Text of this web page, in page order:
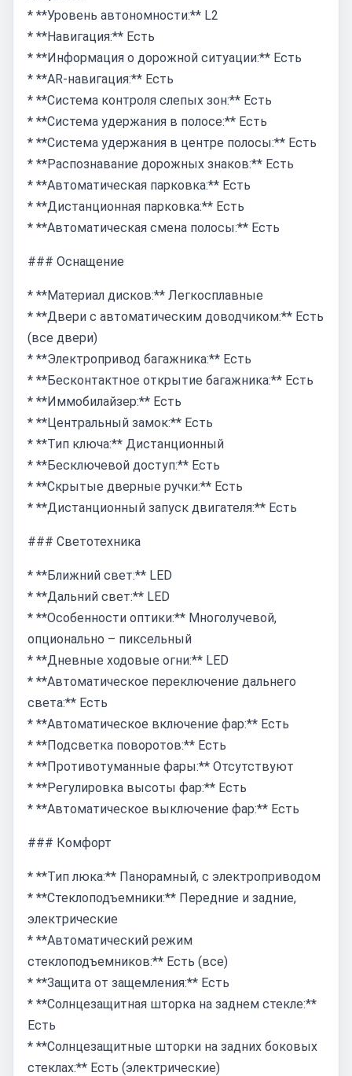
* **Уровень автономности:** L2
* **Навигация:** Есть
* **Информация о дорожной ситуации:** Есть
* **AR-навигация:** Есть
* **Система контроля слепых зон:** Есть
* **Система удержания в полосе:** Есть
* **Система удержания в центре полосы:** Есть
* **Распознавание дорожных знаков:** Есть
* **Автоматическая парковка:** Есть
* **Дистанционная парковка:** Есть
* **Автоматическая смена полосы:** Есть
### Оснащение
* **Материал дисков:** Легкосплавные
* **Двери с автоматическим доводчиком:** Есть
(все двери)
* **Электропривод багажника:** Есть
* **Бесконтактное открытие багажника:** Есть
* **Иммобилайзер:** Есть
* **Центральный замок:** Есть
* **Тип ключа:** Дистанционный
* **Бесключевой доступ:** Есть
* **Скрытые дверные ручки:** Есть
* **Дистанционный запуск двигателя:** Есть
### Светотехника
* **Ближний свет:** LED
* **Дальний свет:** LED
* **Особенности оптики:** Многолучевой,
опционально – пиксельный
* **Дневные ходовые огни:** LED
* **Автоматическое переключение дальнего
света:** Есть
* **Автоматическое включение фар:** Есть
* **Подсветка поворотов:** Есть
* **Противотуманные фары:** Отсутствуют
* **Регулировка высоты фар:** Есть
* **Автоматическое выключение фар:** Есть
### Комфорт
* **Тип люка:** Панорамный, с электроприводом
* **Стеклоподъемники:** Передние и задние,
электрические
* **Автоматический режим
стеклоподъемников:** Есть (все)
* **Защита от защемления:** Есть
* **Солнцезащитная шторка на заднем стекле:**
Есть
* **Солнцезащитные шторки на задних боковых
стеклах:** Есть (электрические)